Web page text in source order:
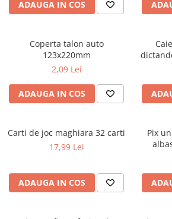
Caiete geografie și biologie
Caiete foi veline
Rezerve pentru caiete
Vocabulare
Blocuri de desen școlare
Hârtie pentru lucru manual
Rigle și Echere
Compasuri
Truse geometrie
ficțiune
Biografii și memorii
Parenting și educație
Sănătate și stil de viață
Artă și fotografie
Ghiduri și hărți
Afaceri și economie
Religie și spiritualitate
Gastronomie și hobby
Filosofie și eseuri
Mine și rezerve
Corectoare și radiere
Instrumente de scris premium
Stilouri premium
Avioane de jucărie
Masinuțe cu telecomandă
Jucării de pluș
Jucării și articole pentru bebeluși
Jucării pentru bebeluși
Camera Bebe
Jucării pentru apă și baie
Outdoor
Roboți
ADAUGA IN COS
Coperta talon auto
123x220mm
2,09 Lei
ADAUGA IN COS
Carti de joc maghiara 32 carti
17,99 Lei
ADAUGA IN COS
Pix